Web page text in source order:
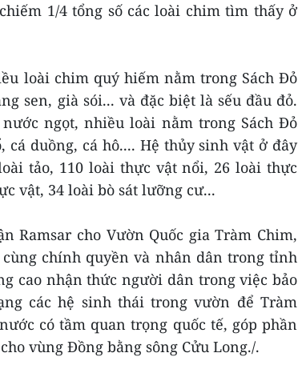
1/4 tổng số các loài chim tìm thấy ở
loài chim quý hiếm nằm trong Sách Đỏ
sen, già sói... và đặc biệt là sếu đầu đỏ.
ngọt, nhiều loài nằm trong Sách Đỏ
cá duồng, cá hô.... Hệ thủy sinh vật ở đây
tảo, 110 loài thực vật nổi, 26 loài thực
vật, 34 loài bò sát lưỡng cư...
Ramsar cho Vườn Quốc gia Tràm Chim,
chính quyền và nhân dân trong tỉnh
cao nhận thức người dân trong việc bảo
các hệ sinh thái trong vườn để Tràm
có tầm quan trọng quốc tế, góp phần
vùng Đồng bằng sông Cửu Long./.